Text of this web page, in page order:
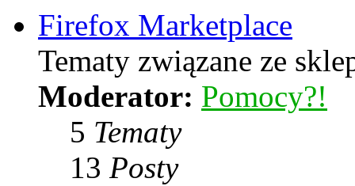
Firefox Marketplace
Tematy związane ze
Moderator: Pomocy?!
5 Tematy
13 Posty